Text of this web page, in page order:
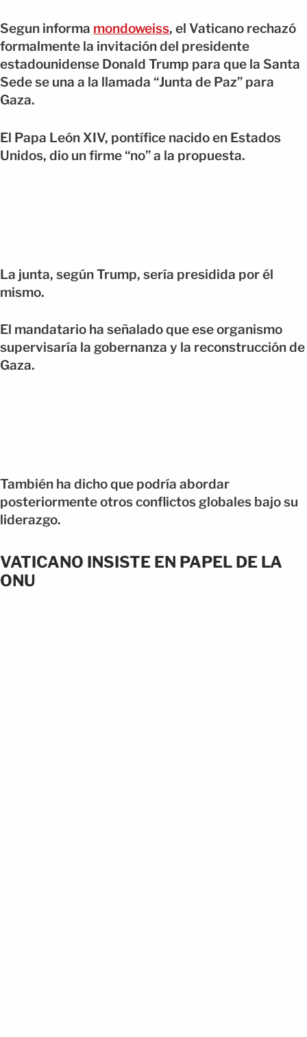
Segun informa mondoweiss, el Vaticano rechazó
formalmente la invitación del presidente
estadounidense Donald Trump para que la Santa
Sede se una a la llamada “Junta de Paz” para
Gaza.
El Papa León XIV, pontífice nacido en Estados
Unidos, dio un firme “no” a la propuesta.
La junta, según Trump, sería presidida por él
mismo.
El mandatario ha señalado que ese organismo
supervisaría la gobernanza y la reconstrucción de
Gaza.
También ha dicho que podría abordar
posteriormente otros conflictos globales bajo su
liderazgo.
VATICANO INSISTE EN PAPEL DE LA
ONU